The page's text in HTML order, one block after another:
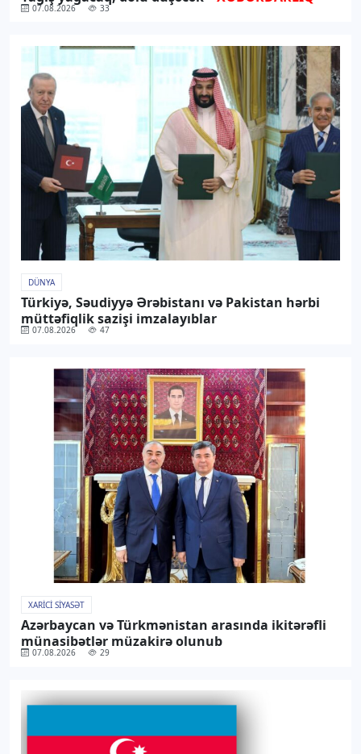
07.08.2026 33
DÜNYA
Türkiyə, Səudiyyə Ərəbistanı və Pakistan hərbi
müttəfiqlik sazişi imzalayıblar
07.08.2026 47
XARICI SIYASƏT
Azərbaycan və Türkmənistan arasında ikitərəfli
münasibətlər müzakirə olunub
07.08.2026 29